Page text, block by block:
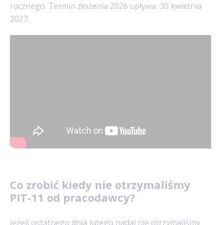
rocznego. Termin złożenia 2026 upływa 30 kwietnia
2027.
Co zrobić kiedy nie otrzymaliśmy
PIT-11 od pracodawcy?
Jeżeli ostatnego dnia lutego nadal nie otrzymaliśmy